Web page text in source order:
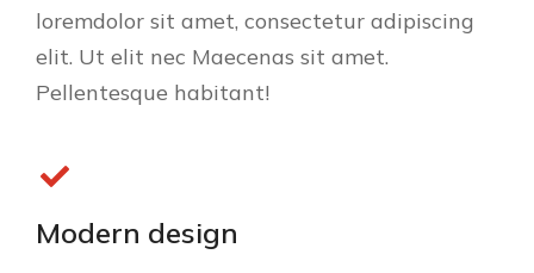
loremdolor sit amet, consectetur adipiscing
elit. Ut elit nec Maecenas sit amet.
Pellentesque habitant!
Modern design